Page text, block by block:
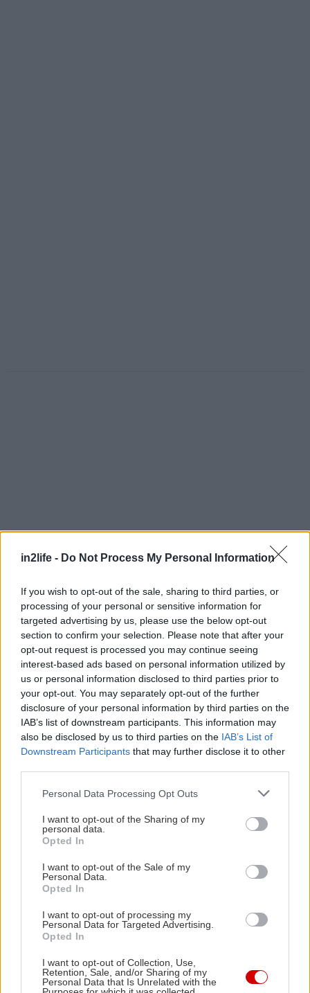
in2life - Do Not Process My Personal Information
If you wish to opt-out of the sale, sharing to third parties, or
processing of your personal or sensitive information for
targeted advertising by us, please use the below opt-out
section to confirm your selection. Please note that after your
opt-out request is processed you may continue seeing
interest-based ads based on personal information utilized by
us or personal information disclosed to third parties prior to
your opt-out. You may separately opt-out of the further
disclosure of your personal information by third parties on the
IAB’s list of downstream participants. This information may
also be disclosed by us to third parties on the IAB’s List of
Downstream Participants that may further disclose it to other
Please note that this website/app uses one or more Google
not limited to your visit or usage behaviour. You may click to
grant or deny consent to Google and its third-party tags to
use your data for below specified purposes in below Google
consent section.
Personal Data Processing Opt Outs
I want to opt-out of the Sharing of my
personal data.
Opted In
I want to opt-out of the Sale of my
Personal Data.
Opted In
I want to opt-out of processing my
Personal Data for Targeted Advertising.
Opted In
I want to opt-out of Collection, Use,
Retention, Sale, and/or Sharing of my
Personal Data that Is Unrelated with the
Δείτε ακόμη
Αναζήτηση
για...